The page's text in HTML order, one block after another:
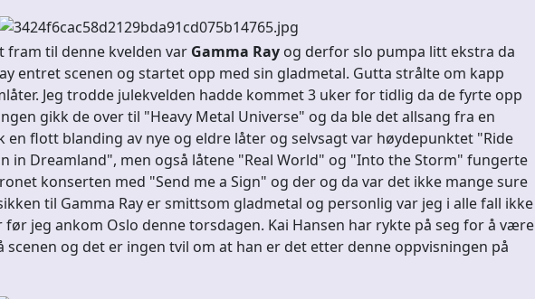
fram til denne kvelden var Gamma Ray og derfor slo pumpa litt ekstra da
entret scenen og startet opp med sin gladmetal. Gutta strålte om kapp
Jeg trodde julekvelden hadde kommet 3 uker for tidlig da de fyrte opp
gikk de over til "Heavy Metal Universe" og da ble det allsang fra en
en flott blanding av nye og eldre låter og selvsagt var høydepunktet "Ride
in Dreamland", men også låtene "Real World" og "Into the Storm" fungerte
konserten med "Send me a Sign" og der og da var det ikke mange sure
til Gamma Ray er smittsom gladmetal og personlig var jeg i alle fall ikke
jeg ankom Oslo denne torsdagen. Kai Hansen har rykte på seg for å være
scenen og det er ingen tvil om at han er det etter denne oppvisningen på